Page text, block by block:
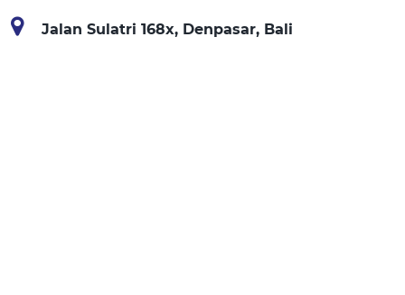
Jalan Sulatri 168x, Denpasar, Bali